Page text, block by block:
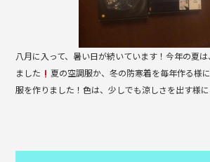
八月に入って、暑い日が続いています！今年の夏
ました
夏の空調服か、冬の防寒着を毎年作る様
服を作りました！色は、少しでも涼しさを出す様に